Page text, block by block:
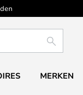
ZOEKEN
MERKEN